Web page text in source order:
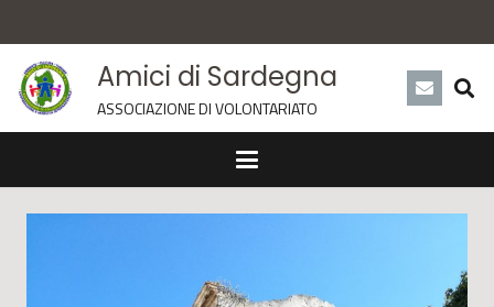
Amici di Sardegna
ASSOCIAZIONE DI VOLONTARIATO